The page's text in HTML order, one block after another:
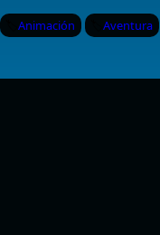
Animación Aventura